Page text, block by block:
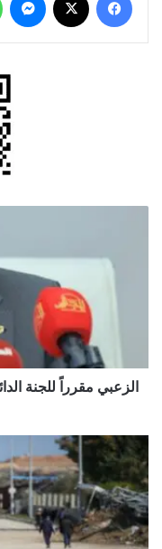
البرلماني
الدولي
الزعبي مقرراً للجنة
إسرائيل
تستأنف
إدخال
المساعدات
الإنسانية
إلى